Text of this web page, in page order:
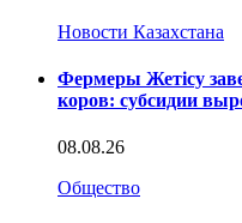
Новости Казахстана
Фермеры Жетісу
коров: субсидии
08.08.26
Общество